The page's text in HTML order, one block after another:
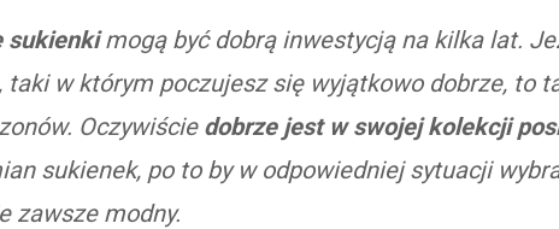
sukienkimogą być dobrą inwestycją na kilka lat.
w którym poczujesz się wyjątkowo dobrze, to
Oczywiście dobrze jest w swojej kolekcji
sukienek, po to by w odpowiedniej sytuacji
zawsze modny.